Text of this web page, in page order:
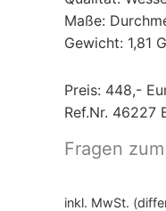
Maße:
Gewicht: 1,81
Preis: 448,-
Ref.Nr. 46227
Fragen
inkl. MwSt.